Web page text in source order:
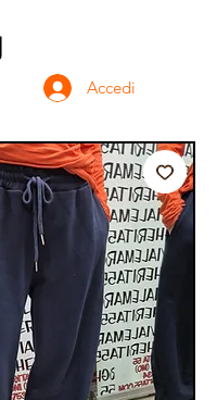
Accedi